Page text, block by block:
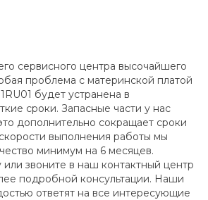
сервисного центра высочайшего
проблема с материнской платой
будет устранена в
сроки. Запасные части у нас
дополнительно сокращает сроки
выполнения работы мы
минимум на 6 месяцев.
или звоните в наш контактный центр
подробной консультации. Наши
ответят на все интересующие